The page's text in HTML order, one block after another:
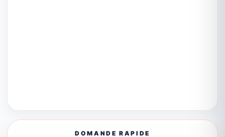
DOMANDE RAPIDE